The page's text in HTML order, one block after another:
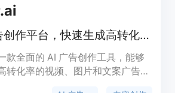
一体化 AI 广告创作平台，快速生成高转化广告。
款全面的 AI 广告创作工具，能够
转化率的视频、图片和文案广告。